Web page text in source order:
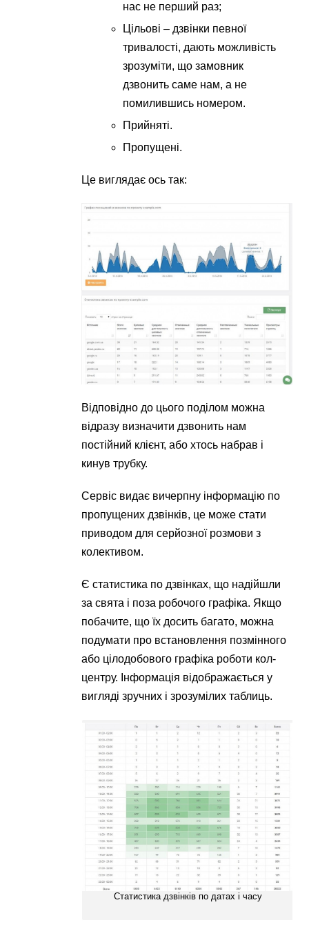
нас не перший раз;
Цільові – дзвінки певної
тривалості, дають можливість
зрозуміти, що замовник
дзвонить саме нам, а не
помилившись номером.
Прийняті.
Пропущені.
Це виглядає ось так:
Відповідно до цього поділом можна
відразу визначити дзвонить нам
постійний клієнт, або хтось набрав і
кинув трубку.
Сервіс видає вичерпну інформацію по
пропущених дзвінків, це може стати
приводом для серйозної розмови з
колективом.
Є статистика по дзвінках, що надійшли
за свята і поза робочого графіка. Якщо
побачите, що їх досить багато, можна
подумати про встановлення позмінного
або цілодобового графіка роботи кол-
центру. Інформація відображається у
вигляді зручних і зрозумілих таблиць.
Статистика дзвінків по датах і часу